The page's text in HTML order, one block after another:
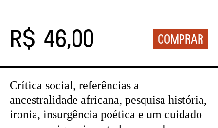
R$ 46,00
Crítica social, referências a
ancestralidade africana, pesquisa história,
ironia, insurgência poética e um cuidado